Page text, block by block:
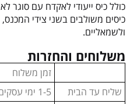
כולל כיס ייעודי לאקדח עם סוגר
כיסים משולבים בשני צידי
ולשמאליים.
משלוחים והחזרות
זמן משלוח
שליח עד הבית
1-5 ימי עסקים